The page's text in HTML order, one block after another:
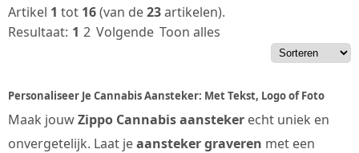
voorzijde een...
kwalitatief...
Artikel 1 tot 16(van de23artikelen).
Resultaat: 1 2 Volgende Toon alles
Personaliseer Je Cannabis Aansteker: Met Tekst, Logo of Foto
Maak jouwZippo Cannabis aansteker echt uniek en
onvergetelijk. Laat jeaansteker graveren met een